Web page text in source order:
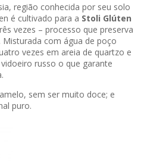
região conhecida por seu solo
é cultivado para a Stoli Glúten
vezes – processo que preserva
com água de poço
vezes em areia de quartzo e
russo o que garante
sem ser muito doce; e
puro.